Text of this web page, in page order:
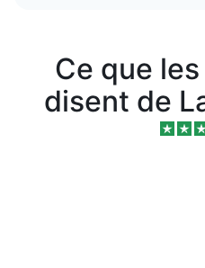
Ce que
disent de